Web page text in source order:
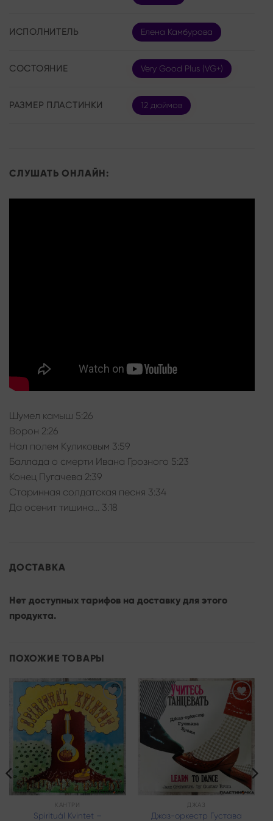
ИСПОЛНИТЕЛЬ Елена Камбурова
СОСТОЯНИЕ Very Good Plus (VG+)
РАЗМЕР ПЛАСТИНКИ 12 дюймов
СЛУШАТЬ ОНЛАЙН:
Шумел камыш 5:26
Ворон 2:26
Нал полем Куликовым 3:59
Баллада о смерти Ивана Грозного 5:23
Конец Пугачева 2:39
Старинная солдатская песня 3:34
Да осенит тишина… 3:18
ДОСТАВКА
Нет доступных тарифов на доставку для этого
продукта.
ПОХОЖИЕ ТОВАРЫ
Add to
wishlist
КАНТРИ
Spirituál Kvintet –
Add to
wishlist
ДЖАЗ
Джаз-оркестр Густава